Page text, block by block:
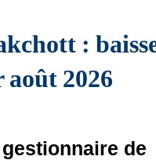
:
août 2026
de